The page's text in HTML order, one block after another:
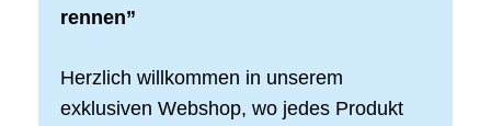
rennen”
Herzlich willkommen in unserem
exklusiven Webshop, wo jedes Produkt